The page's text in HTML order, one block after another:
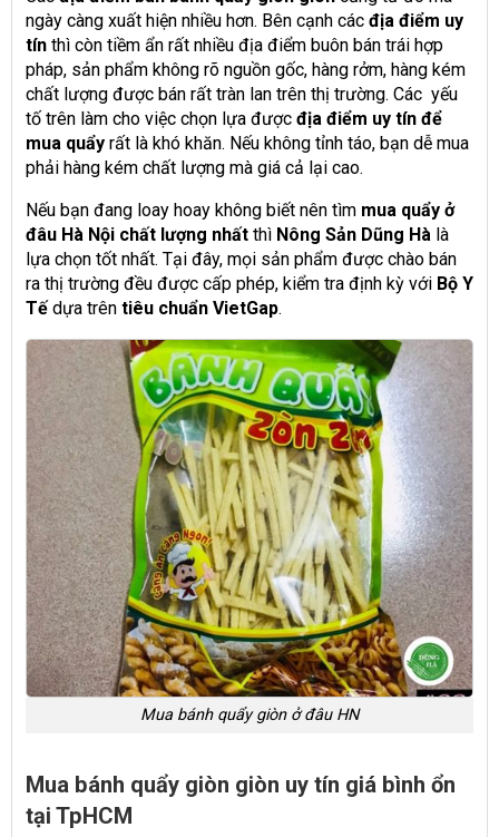
ngày càng xuất hiện nhiều hơn. Bên cạnh các địa điểm uy
tín thì còn tiềm ẩn rất nhiều địa điểm buôn bán trái hợp
pháp, sản phẩm không rõ nguồn gốc, hàng rởm, hàng kém
chất lượng được bán rất tràn lan trên thị trường. Các yếu
tố trên làm cho việc chọn lựa được địa điểm uy tín để
mua quẩy rất là khó khăn. Nếu không tỉnh táo, bạn dễ mua
phải hàng kém chất lượng mà giá cả lại cao.
Nếu bạn đang loay hoay không biết nên tìm mua quẩy ở
đâu Hà Nội chất lượng nhất thì Nông Sản Dũng Hà là
lựa chọn tốt nhất. Tại đây, mọi sản phẩm được chào bán
ra thị trường đều được cấp phép, kiểm tra định kỳ với Bộ Y
Tế dựa trên tiêu chuẩn VietGap.
Mua bánh quẩy giòn ở đâu HN
Mua bánh quẩy giòn giòn uy tín giá bình ổn
tại TpHCM